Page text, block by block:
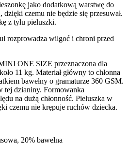
jako dodatkową warstwę do
dzięki czemu nie będzie się przesuwał.
z tyłu pieluszki.
rozprowadza wilgoć i chroni przed
ONE SIZE przeznaczona dla
11 kg. Materiał główny to chłonna
bawełny o gramaturze 360 GSM.
tej dzianiny. Formowanka
na dużą chłonność. Pieluszka w
czemu nie krępuje ruchów dziecka.
20% bawełna